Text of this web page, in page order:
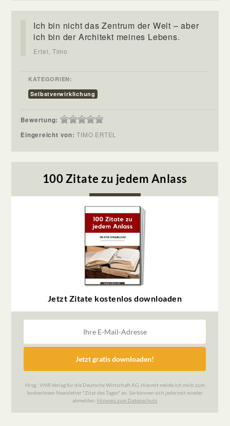
Ich bin nicht das Zentrum der Welt – aber
ich bin der Architekt meines Lebens.
Ertel, Timo
KATEGORIEN:
Selbstverwirklichung
Bewertung:
Eingereicht von:TIMO ERTEL